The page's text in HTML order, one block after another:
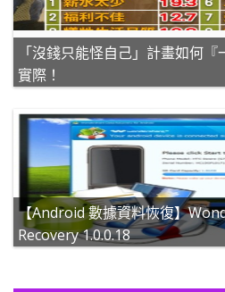
「沒錢只能怪自己」計畫如何
實際！
【Android 數據資料恢復】
Recovery 1.0.0.18